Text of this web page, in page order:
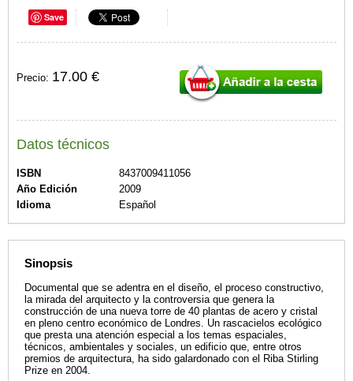
Save
Precio: 17.00 €
Datos técnicos
ISBN
8437009411056
Año Edición
2009
Idioma
Español
Sinopsis
Documental que se adentra en el diseño, el proceso constructivo,
la mirada del arquitecto y la controversia que genera la
construcción de una nueva torre de 40 plantas de acero y cristal
en pleno centro económico de Londres. Un rascacielos ecológico
que presta una atención especial a los temas espaciales,
técnicos, ambientales y sociales, un edificio que, entre otros
premios de arquitectura, ha sido galardonado con el Riba Stirling
Prize en 2004.